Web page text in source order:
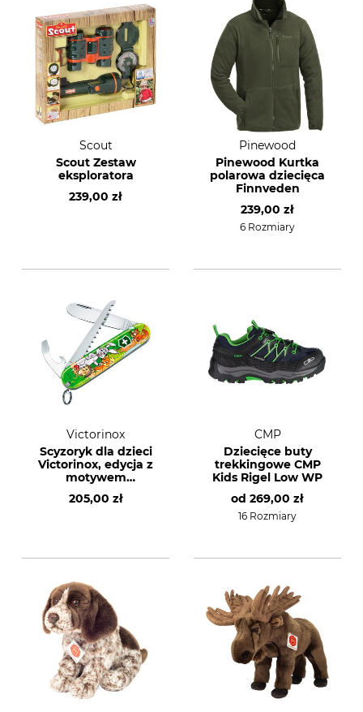
Scout
Scout Zestaw
eksploratora
239,00 zł
Pinewood
Pinewood Kurtka
polarowa dziecięca
Finnveden
239,00 zł
6 Rozmiary
Victorinox
Scyzoryk dla dzieci
Victorinox, edycja z
motywem
zwierzęcym
205,00 zł
CMP
Dziecięce buty
trekkingowe CMP
Kids Rigel Low WP
od 269,00 zł
16 Rozmiary